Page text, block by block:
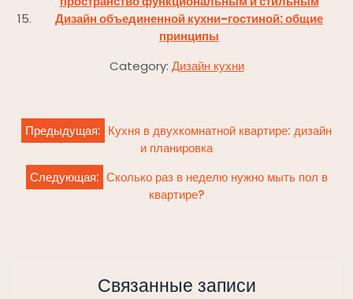
Дизайн объединенной кухни-гостиной: общие
принципы
Category: Дизайн кухни
Навигация
по
записям
Предыдущая: Кухня в двухкомнатной квартире: дизайн
и планировка
Следующая: Сколько раз в неделю нужно мыть пол в
квартире?
Связанные записи